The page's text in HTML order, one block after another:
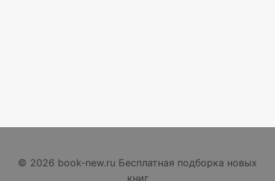
© 2026 book-new.ru Бесплатная подборка новых
книг